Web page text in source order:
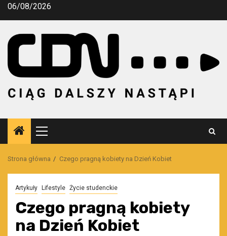
Przejdź
06/08/2026
Menu
główne
Strona główna Czego pragną kobiety na Dzień Kobiet
Artykuły Lifestyle Życie studenckie
Czego pragną kobiety
na Dzień Kobiet